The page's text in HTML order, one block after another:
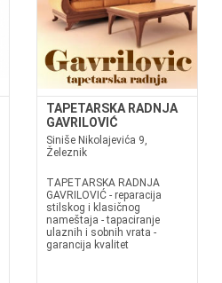
TAPETARSKA RADNJA
GAVRILOVIĆ
Siniše Nikolajevića 9,
Železnik
TAPETARSKA RADNJA
GAVRILOVIĆ - reparacija
stilskog i klasičnog
nameštaja - tapaciranje
ulaznih i sobnih vrata -
garancija kvalitet